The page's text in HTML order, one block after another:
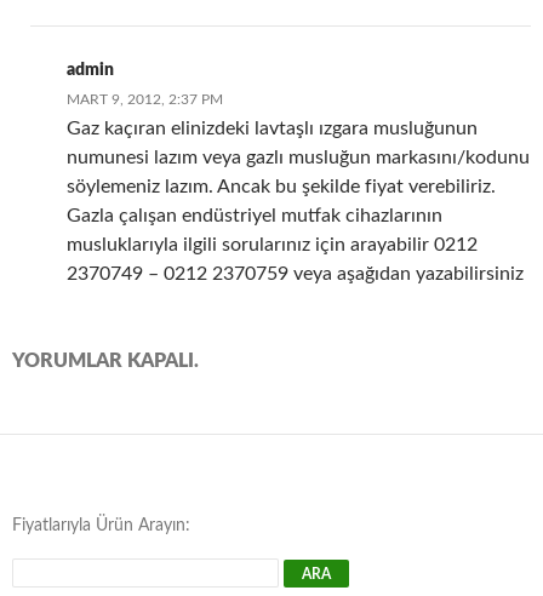
admin
MART 9, 2012, 2:37 PM
Gaz kaçıran elinizdeki lavtaşlı ızgara musluğunun
numunesi lazım veya gazlı musluğun markasını/kodunu
söylemeniz lazım. Ancak bu şekilde fiyat verebiliriz.
Gazla çalışan endüstriyel mutfak cihazlarının
musluklarıyla ilgili sorularınız için arayabilir 0212
2370749 – 0212 2370759 veya aşağıdan yazabilirsiniz
YORUMLAR KAPALI.
Fiyatlarıyla Ürün Arayın: